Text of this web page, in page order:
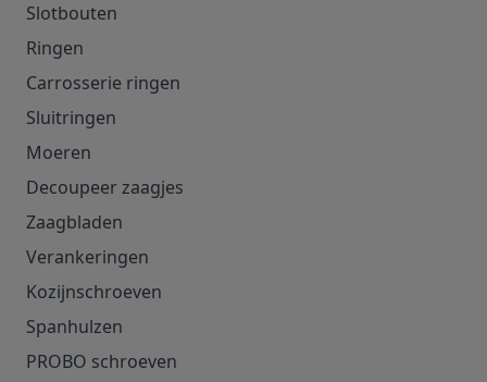
Slotbouten
Ringen
Carrosserie ringen
Sluitringen
Moeren
Decoupeer zaagjes
Zaagbladen
Verankeringen
Kozijnschroeven
Spanhulzen
PROBO schroeven